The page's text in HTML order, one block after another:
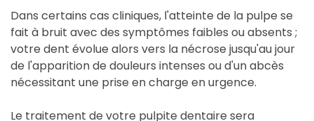
Dans certains cas cliniques, l'atteinte de la pulpe se
fait à bruit avec des symptômes faibles ou absents ;
votre dent évolue alors vers la nécrose jusqu'au jour
de l'apparition de douleurs intenses ou d'un abcès
nécessitant une prise en charge en urgence.
Le traitement de votre pulpite dentaire sera